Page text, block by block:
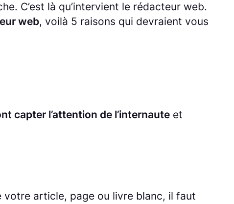
C’est là qu’intervient le rédacteur web.
web, voilà 5 raisons qui devraient vous
capter l’attention de l’internaute et
votre article, page ou livre blanc, il faut